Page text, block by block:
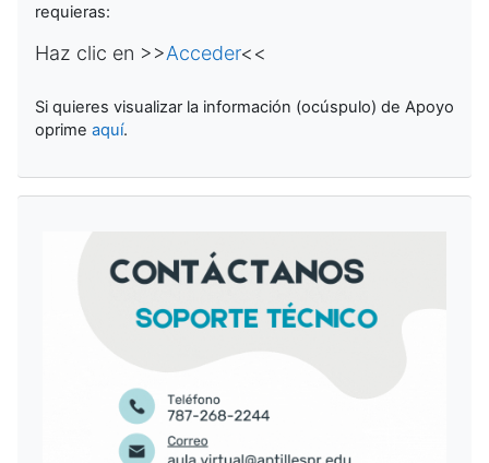
requieras:
Haz clic en >>Acceder<<
Si quieres visualizar la información (ocúspulo) de Apoyo
oprime aquí.